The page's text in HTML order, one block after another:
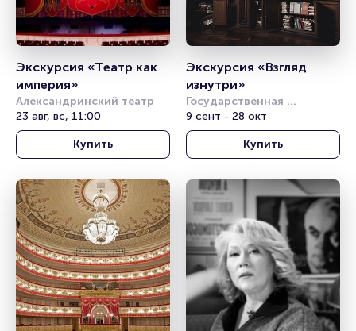
Экскурсия «Театр как
империя»
Александринский театр
23 авг, вс, 11:00
Купить
Экскурсия «Взгляд
изнутри»
Государственная
Академическая Капелла
9 сент - 28 окт
Купить